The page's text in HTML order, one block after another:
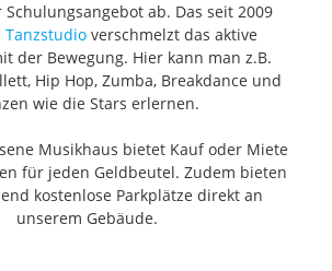
ab. Das seit 2009
Tanzstudio verschmelzt das aktive
der Bewegung. Hier kann man z.B.
Hip Hop, Zumba, Breakdance und
wie die Stars erlernen.
Musikhaus bietet Kauf oder Miete
für jeden Geldbeutel. Zudem bieten
kostenlose Parkplätze direkt an
unserem Gebäude.